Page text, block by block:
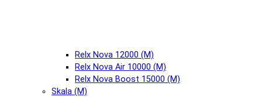
Relx Nova 12000 (М)
Relx Nova Air 10000 (М)
Relx Nova Boost 15000 (М)
Skala (М)